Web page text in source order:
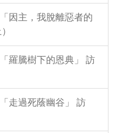
因主，我脫離惡者的
羅騰樹下的恩典」 訪
走過死蔭幽谷」 訪